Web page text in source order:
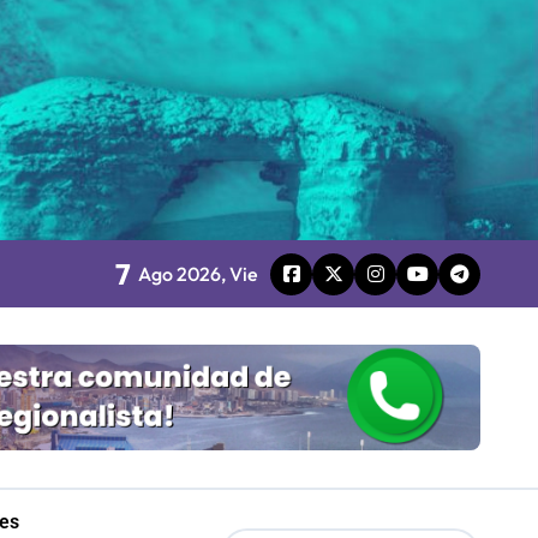
100% estatal
2.0”
7 Ago 2026, Vie